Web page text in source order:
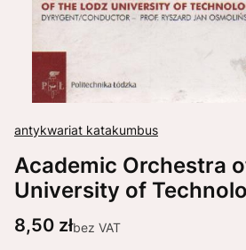
antykwariat katakumbus
Academic Orchestra
University of
Cena
8,50 złbez VAT